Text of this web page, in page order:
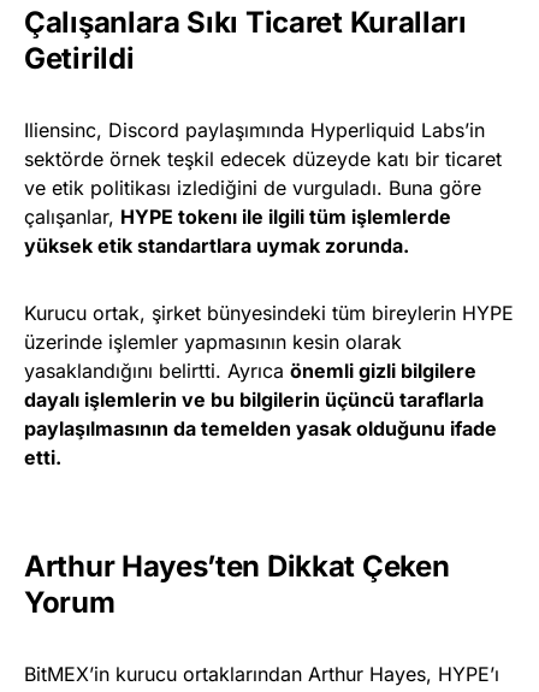
Çalışanlara Sıkı Ticaret Kuralları
Getirildi
Iliensinc, Discord paylaşımında Hyperliquid Labs’in
sektörde örnek teşkil edecek düzeyde katı bir ticaret
ve etik politikası izlediğini de vurguladı. Buna göre
çalışanlar, HYPE tokenı ile ilgili tüm işlemlerde
yüksek etik standartlara uymak zorunda.
Kurucu ortak, şirket bünyesindeki tüm bireylerin HYPE
üzerinde işlemler yapmasının kesin olarak
yasaklandığını belirtti. Ayrıca önemli gizli bilgilere
dayalı işlemlerin ve bu bilgilerin üçüncü taraflarla
paylaşılmasının da temelden yasak olduğunu ifade
etti.
Arthur Hayes’ten Dikkat Çeken
Yorum
BitMEX’in kurucu ortaklarından Arthur Hayes, HYPE’ı